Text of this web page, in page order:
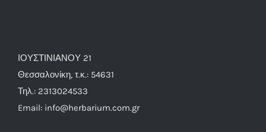
ΙΟΥΣΤΙΝΙΑΝΟΥ 21
Θεσσαλονίκη, τ.κ.: 54631
Τηλ.: 2313024533
Email: info@herbarium.com.gr